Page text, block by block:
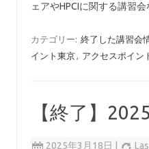
ェアやHPCIに関する講習
カテゴリー: 終了した講習会
イント東京, アクセスポイン
【終了】
2025年3月18日